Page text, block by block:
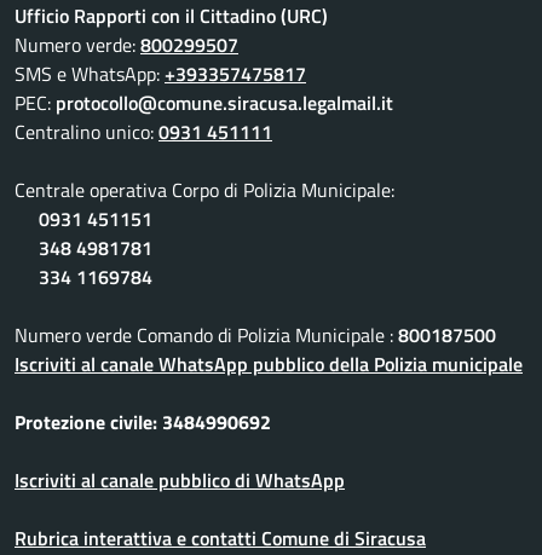
Ufficio Rapporti con il Cittadino (URC)
Numero verde:800299507
SMS e WhatsApp:+393357475817
PEC: protocollo@comune.siracusa.legalmail.it
Centralino unico:0931 451111
Centrale operativa Corpo di Polizia Municipale:
0931 451151
348 4981781
334 1169784
Numero verde Comando di Polizia Municipale :800187500
Iscriviti al canale WhatsApp pubblico della Polizia municipale
Protezione civile: 3484990692
Iscriviti al canale pubblico di WhatsApp
Rubrica interattiva e contatti Comune di Siracusa